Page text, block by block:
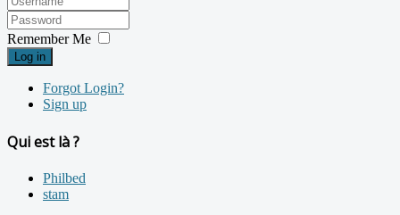
Remember Me
Log in
Forgot Login?
Sign up
Qui est là ?
Philbed
stam